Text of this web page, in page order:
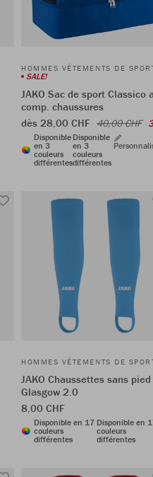
HOMMES VÊTEMENTS DE
SALE!
JAKO Sac de sport Classico
comp. chaussures
dès 28,00 CHF 40,00 CHF
Disponible
en 3
couleurs
différentes
Disponible
en 3
couleurs
différentes
HOMMES VÊTEMENTS DE
JAKO Chaussettes sans pied
Glasgow 2.0
8,00 CHF
Disponible en 17
couleurs
différentes
Disponible en
couleurs
différentes